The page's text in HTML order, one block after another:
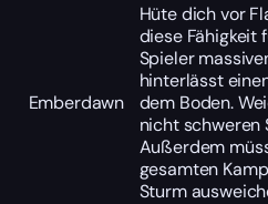
Emberdawn
Hüte dich vor
diese Fähigkeit
Spieler
hinterlässt
dem Boden.
nicht schweren
Außerdem
gesamten
Sturm